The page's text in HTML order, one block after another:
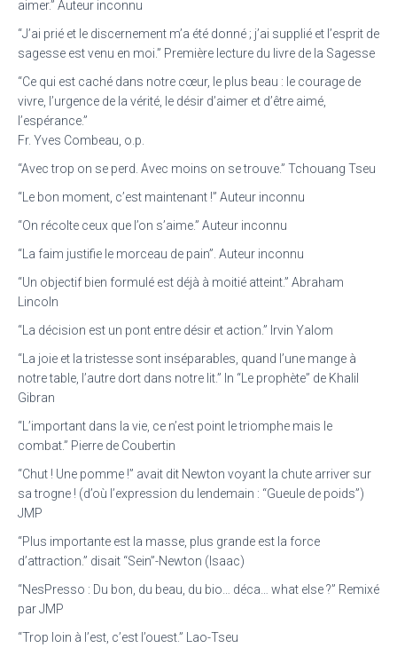
aimer.” Auteur inconnu
“J’ai prié et le discernement m’a été donné ; j’ai supplié et l’esprit de
sagesse est venu en moi.” Première lecture du livre de la Sagesse
“Ce qui est caché dans notre cœur, le plus beau : le courage de
vivre, l’urgence de la vérité, le désir d’aimer et d’être aimé,
l’espérance.”
Fr. Yves Combeau, o.p.
“Avec trop on se perd. Avec moins on se trouve.” Tchouang Tseu
“Le bon moment, c’est maintenant !” Auteur inconnu
“On récolte ceux que l’on s’aime.” Auteur inconnu
“La faim justifie le morceau de pain”. Auteur inconnu
“Un objectif bien formulé est déjà à moitié atteint.” Abraham
Lincoln
“La décision est un pont entre désir et action.” Irvin Yalom
“La joie et la tristesse sont inséparables, quand l’une mange à
notre table, l’autre dort dans notre lit.” In “Le prophète” de Khalil
Gibran
“L’important dans la vie, ce n’est point le triomphe mais le
combat.” Pierre de Coubertin
“Chut ! Une pomme !” avait dit Newton voyant la chute arriver sur
sa trogne ! (d’où l’expression du lendemain : “Gueule de poids”)
JMP
“Plus importante est la masse, plus grande est la force
d’attraction.” disait “Sein”-Newton (Isaac)
“NesPresso : Du bon, du beau, du bio… déca… what else ?” Remixé
par JMP
“Trop loin à l’est, c’est l’ouest.” Lao-Tseu